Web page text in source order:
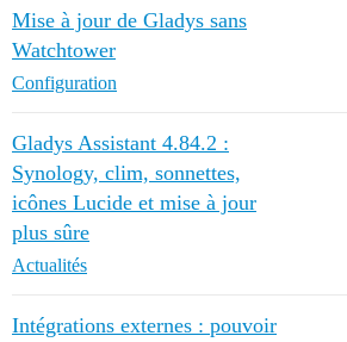
Mise à jour de Gladys sans
Watchtower
Configuration
Gladys Assistant 4.84.2 :
Synology, clim, sonnettes,
icônes Lucide et mise à jour
plus sûre
Actualités
Intégrations externes : pouvoir